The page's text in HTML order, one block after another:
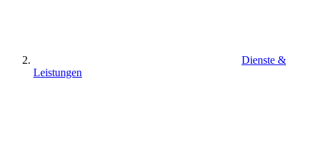
Dienste &
Leistungen